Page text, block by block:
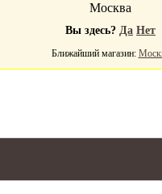
Москва
Вы здесь? Да Нет
Ближайший магазин: